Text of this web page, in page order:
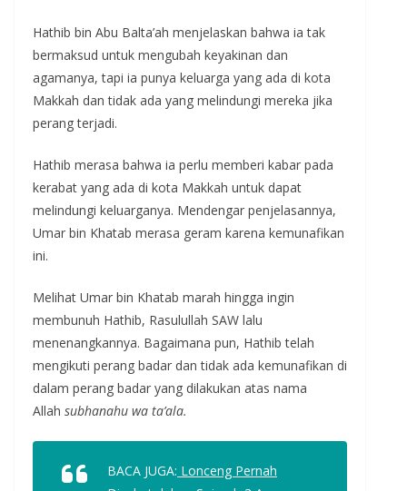
Hathib bin Abu Balta’ah menjelaskan bahwa ia tak
bermaksud untuk mengubah keyakinan dan
agamanya, tapi ia punya keluarga yang ada di kota
Makkah dan tidak ada yang melindungi mereka jika
perang terjadi.
Hathib merasa bahwa ia perlu memberi kabar pada
kerabat yang ada di kota Makkah untuk dapat
melindungi keluarganya. Mendengar penjelasannya,
Umar bin Khatab merasa geram karena kemunafikan
ini.
Melihat Umar bin Khatab marah hingga ingin
membunuh Hathib, Rasulullah SAW lalu
menenangkannya. Bagaimana pun, Hathib telah
mengikuti perang badar dan tidak ada kemunafikan di
dalam perang badar yang dilakukan atas nama
Allah subhanahu wa ta’ala.
BACA JUGA: Lonceng Pernah